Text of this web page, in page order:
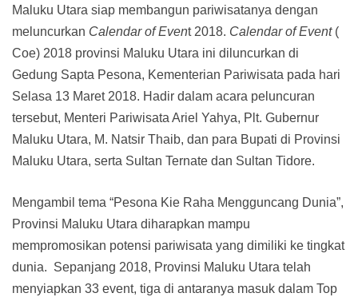
Maluku Utara siap membangun pariwisatanya dengan
meluncurkan Calendar of Event 2018. Calendar of Event(
Coe) 2018 provinsi Maluku Utara ini diluncurkan di
Gedung Sapta Pesona, Kementerian Pariwisata pada hari
Selasa 13 Maret 2018. Hadir dalam acara peluncuran
tersebut, Menteri Pariwisata Ariel Yahya, Plt. Gubernur
Maluku Utara, M. Natsir Thaib, dan para Bupati di Provinsi
Maluku Utara, serta Sultan Ternate dan Sultan Tidore.
Mengambil tema “Pesona Kie Raha Mengguncang Dunia”,
Provinsi Maluku Utara diharapkan mampu
mempromosikan potensi pariwisata yang dimiliki ke tingkat
dunia. Sepanjang 2018, Provinsi Maluku Utara telah
menyiapkan 33 event, tiga di antaranya masuk dalam Top